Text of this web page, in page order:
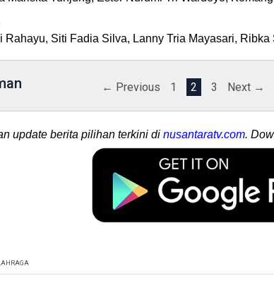
Rahayu, Siti Fadia Silva, Lanny Tria Mayasari,
← Previous 1 2 3 Next →
update berita pilihan terkini di nusantaratv.com.